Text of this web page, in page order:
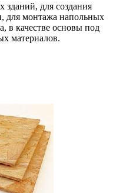
зданий, для создания
для монтажа напольных
в качестве основы под
материалов.